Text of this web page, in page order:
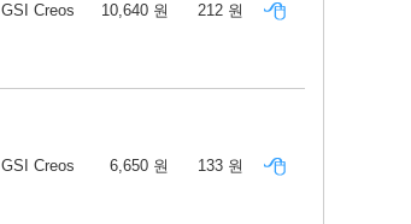
GSI Creos 10,640 원 212 원
GSI Creos 6,650 원 133 원